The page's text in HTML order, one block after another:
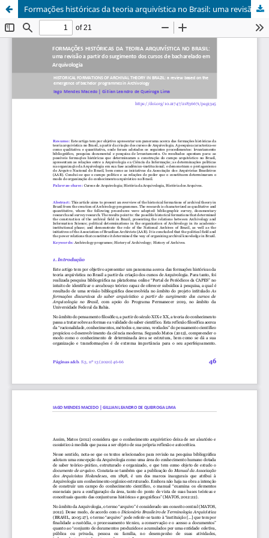
Formações históricas da teoria arquivística no Brasil: uma revisão a partir do surgimento dos cursos de bacharelado em Arquivologia